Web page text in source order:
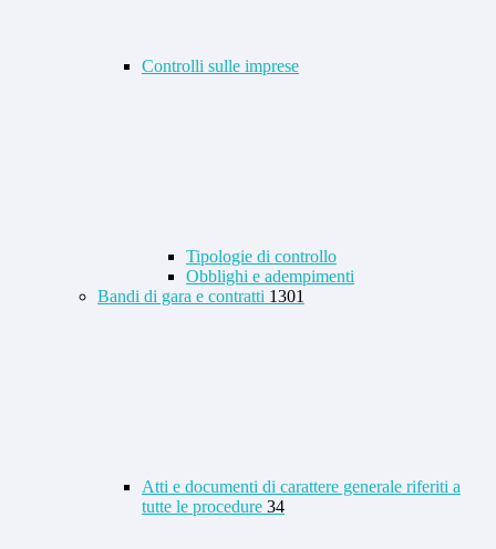
Controlli sulle imprese
Tipologie di controllo
Obblighi e adempimenti
Bandi di gara e contratti 1301
Atti e documenti di carattere generale riferiti a
tutte le procedure 34